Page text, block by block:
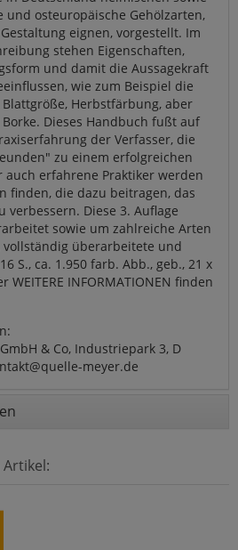
osteuropäische Gehölzarten,
eignen, vorgestellt. Im
stehen Eigenschaften,
und damit die Aussagekraft
wie zum Beispiel die
Herbstfärbung, aber
Dieses Handbuch fußt auf
der Verfasser, die
zu einem erfolgreichen
erfahrene Praktiker werden
finden, die dazu beitragen, das
verbessern. Diese 3. Auflage
sowie um zahlreiche Arten
vollständig überarbeitete und
S., ca. 1.950 farb. Abb., geb., 21 x
INFORMATIONEN finden
& Co, Industriepark 3, D
meyer.de